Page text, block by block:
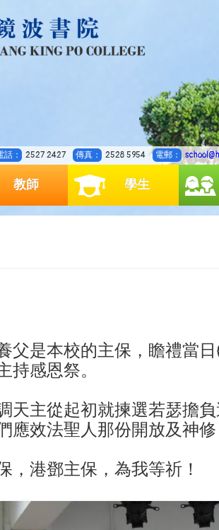
話： 2527 2427 傳真： 2528 5954 電郵：
教師 學生
是本校的主保，瞻禮當日
持感恩祭。
天主從起初就揀選若瑟擔
應效法聖人那份開放及神
，港鄧主保，為我等祈！